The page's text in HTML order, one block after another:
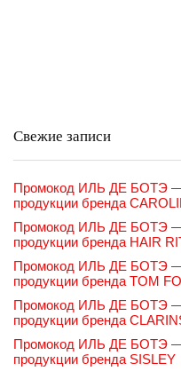
Свежие записи
Промокод ИЛЬ ДЕ БОТЭ —
продукции бренда
Промокод ИЛЬ ДЕ БОТЭ —
продукции бренда HAIR
Промокод ИЛЬ ДЕ БОТЭ —
продукции бренда TOM
Промокод ИЛЬ ДЕ БОТЭ —
продукции бренда
Промокод ИЛЬ ДЕ БОТЭ —
продукции бренда SISLEY